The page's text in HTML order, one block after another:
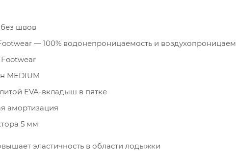
швов
— 100% водонепроницаемость и
MEDIUM
EVA-вкладыш в пятке
амортизация
5 мм
эластичность в области лодыжки